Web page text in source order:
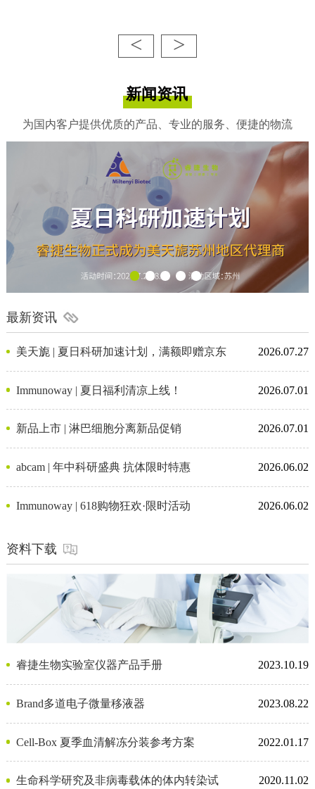
睿杰生物-凋亡/增殖检测试剂
< >
新闻资讯
为国内客户提供优质的产品、专业的服务、便捷的物流
最新资讯
美天旎 | 夏日科研加速计划，满额即赠京东
卡
2026.07.27
Immunoway | 夏日福利清凉上线！ 2026.07.01
新品上市 | 淋巴细胞分离新品促销 2026.07.01
abcam | 年中科研盛典 抗体限时特惠 2026.06.02
Immunoway | 618购物狂欢·限时活动 2026.06.02
资料下载
睿捷生物实验室仪器产品手册 2023.10.19
Brand多道电子微量移液器 2023.08.22
Cell-Box 夏季血清解冻分装参考方案 2022.01.17
生命科学研究及非病毒载体的体内转染试 2020.11.02